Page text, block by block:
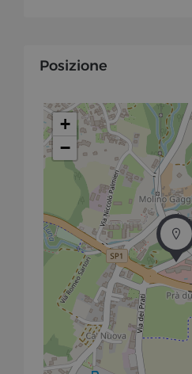
Posizione
+
−